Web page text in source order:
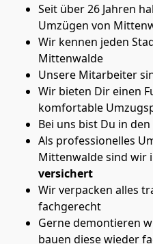
Seit über 26 Jahren
Umzügen von
Wir kennen jeden
Mittenwalde
Unsere Mitarbeiter
Wir bieten Dir einen
komfortable
Bei uns bist Du in
Als professionelles
Mittenwalde sind wir
versichert
Wir verpacken alles
fachgerecht
Gerne demontieren
bauen diese wieder